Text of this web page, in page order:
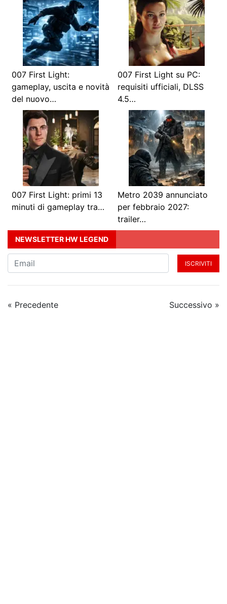
007 First Light:
gameplay, uscita e novità
del nuovo…
007 First Light su PC:
requisiti ufficiali, DLSS
4.5…
007 First Light: primi 13
minuti di gameplay tra…
Metro 2039 annunciato
per febbraio 2027:
trailer…
NEWSLETTER HW LEGEND
ISCRIVITI
« Precedente Successivo »